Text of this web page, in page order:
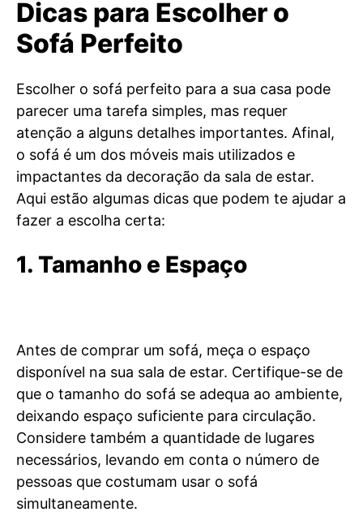
Dicas para Escolher o
Sofá Perfeito
Escolher o sofá perfeito para a sua casa pode
parecer uma tarefa simples, mas requer
atenção a alguns detalhes importantes. Afinal,
o sofá é um dos móveis mais utilizados e
impactantes da decoração da sala de estar.
Aqui estão algumas dicas que podem te ajudar a
fazer a escolha certa:
1. Tamanho e Espaço
Antes de comprar um sofá, meça o espaço
disponível na sua sala de estar. Certifique-se de
que o tamanho do sofá se adequa ao ambiente,
deixando espaço suficiente para circulação.
Considere também a quantidade de lugares
necessários, levando em conta o número de
pessoas que costumam usar o sofá
simultaneamente.